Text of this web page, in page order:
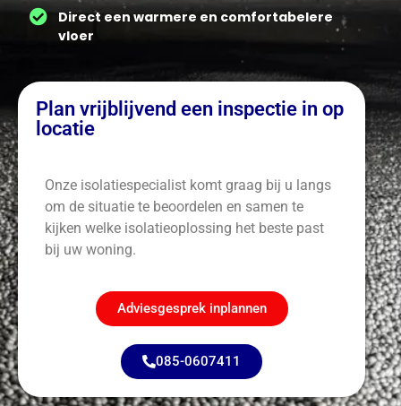
Direct een warmere en comfortabelere
vloer
Plan vrijblijvend een inspectie in op
locatie
Onze isolatiespecialist komt graag bij u langs
om de situatie te beoordelen en samen te
kijken welke isolatieoplossing het beste past
bij uw woning.
Adviesgesprek inplannen
085-0607411